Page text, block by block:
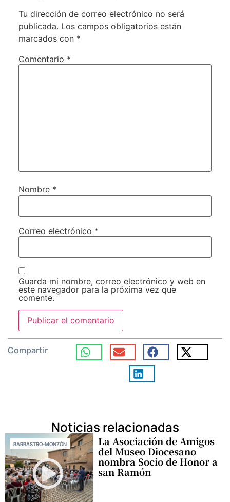
Tu dirección de correo electrónico no será
publicada. Los campos obligatorios están
marcados con *
Comentario *
Nombre *
Correo electrónico *
Guarda mi nombre, correo electrónico y web en
este navegador para la próxima vez que
comente.
Compartir
Noticias relacionadas
BARBASTRO-MONZÓN La Asociación de Amigos
del Museo Diocesano
nombra Socio de Honor a
san Ramón